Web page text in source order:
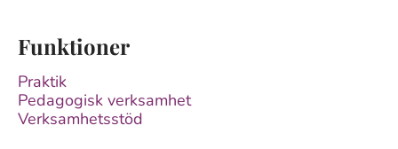
Funktioner
Praktik
Pedagogisk verksamhet
Verksamhetsstöd